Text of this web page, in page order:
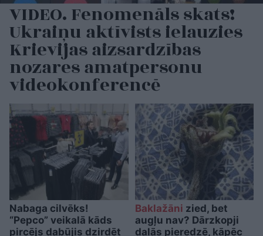
VIDEO. Fenomenāls skats!
Ukraiņu aktīvists ielauzies
Krievijas aizsardzības
nozares amatpersonu
videokonferencē
Nabaga cilvēks!
“Pepco” veikalā kāds
pircējs dabūjis dzirdēt
Baklažāni zied, bet
augļu nav? Dārzkopji
dalās pieredzē, kāpēc